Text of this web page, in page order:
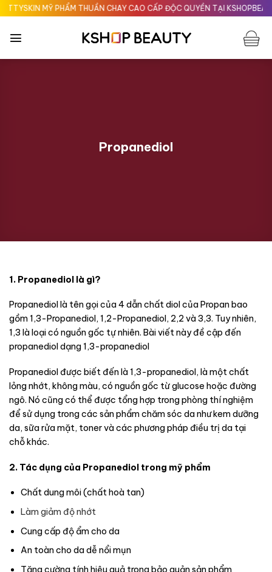
Chuyển
đến
nội
MỸ PHẨM THUẦN CHAY CAO CẤP ĐỘC QUYỀN TẠI
Propanediol
1. Propanediol là gì?
Propanediol là tên gọi của 4 dẫn chất diol của Propan bao
gồm 1,3-Propanediol, 1,2-Propanediol, 2,2 và 3,3. Tuy nhiên,
1,3 là loại có nguồn gốc tự nhiên. Bài viết này đề cập đến
propanediol dạng 1,3-propanediol
Propanediol được biết đến là 1,3-propanediol, là một chất
lỏng nhớt, không màu, có nguồn gốc từ glucose hoặc đường
ngô. Nó cũng có thể được tổng hợp trong phòng thí nghiệm
để sử dụng trong các sản phẩm chăm sóc da như kem dưỡng
da, sữa rửa mặt, toner và các phương pháp điều trị da tại
chỗ khác.
2. Tác dụng của Propanediol trong mỹ phẩm
Chất dung môi (chất hoà tan)
Làm giảm độ nhớt
Cung cấp độ ẩm cho da
An toàn cho da dễ nổi mụn
Tăng cường tính hiệu quả trong bảo quản sản phẩm